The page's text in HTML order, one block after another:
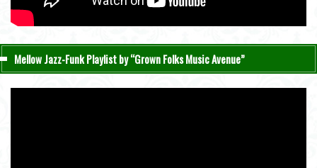
Mellow Jazz-Funk Playlist by “Grown Folks Music Avenue”